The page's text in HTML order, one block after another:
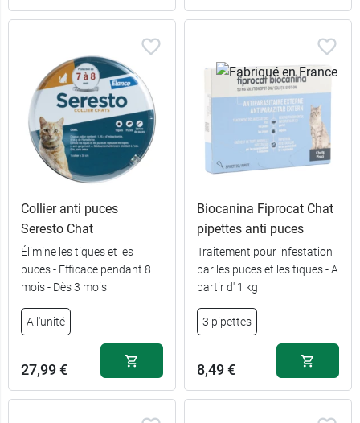
3 pipettes 14,99 €
6 pipettes
Collier anti puces
Seresto Chat
Élimine les tiques et les
puces - Efficace pendant 8
mois - Dès 3 mois
A l'unité
27,99 €
Biocanina Fiprocat Chat
pipettes anti puces
Traitement pour infestation
par les puces et les tiques - A
partir d' 1 kg
3 pipettes
8,49 €